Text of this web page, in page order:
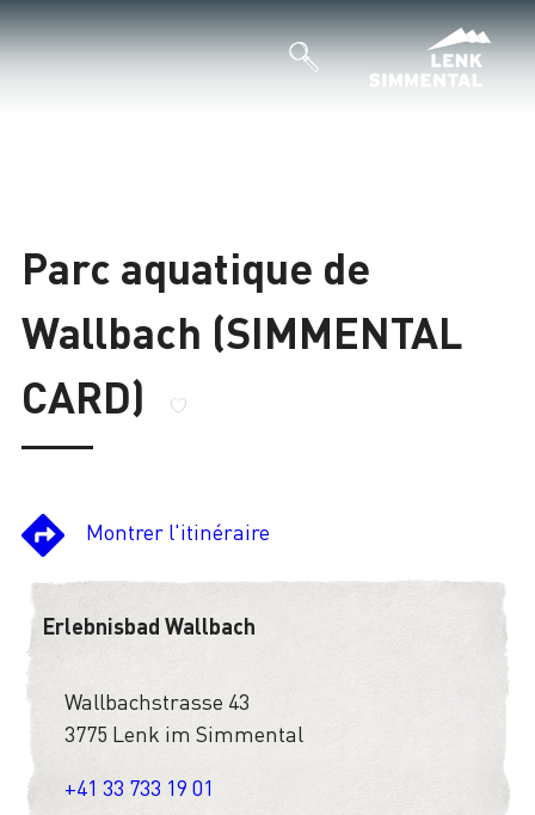
Parc aquatique de
Wallbach (SIMMENTAL
CARD)
Montrer l'itinéraire
Erlebnisbad Wallbach
Wallbachstrasse 43
3775 Lenk im Simmental
+41 33 733 19 01